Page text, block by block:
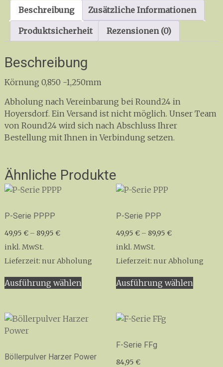
Beschreibung Zusätzliche Informationen
Produktsicherheit Rezensionen (0)
Beschreibung
Körnung 0,850 -1,250mm
Abholung nach Vereinbarung bei Round24 in
Hoyersdorf. Ein Versand ist nicht möglich. Unser Team
von Round24 wird sich nach Abschluss Ihrer
Bestellung mit Ihnen in Verbindung setzen.
Ähnliche Produkte
P-Serie PPPP
49,95 €– 89,95 €
inkl. MwSt.
Lieferzeit: nur Abholung
Ausführung wählenProdukt
Varianten
Optionen
P-Serie PPP
49,95 €– 89,95 €
inkl. MwSt.
Lieferzeit: nur Abholung
Ausführung wählenProdukt
Böllerpulver Harzer Power
F-Serie FFg
84,95 €